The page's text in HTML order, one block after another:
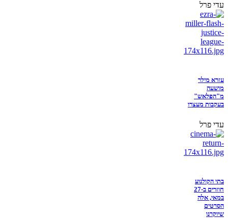
עדי פרל
עזרא מילר
מושעה
מ"הפלאש"
בעקבות מעצרו
עדי פרל
בתי הקולנוע
חוזרים ב-27
במאי, אלה
הסרטים
שיוקרנו